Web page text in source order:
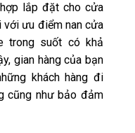
lắp đặt cho cửa
với ưu điểm nan cửa
trong suốt có khả
gian hàng của bạn
khách hàng đi
cũng như bảo đảm